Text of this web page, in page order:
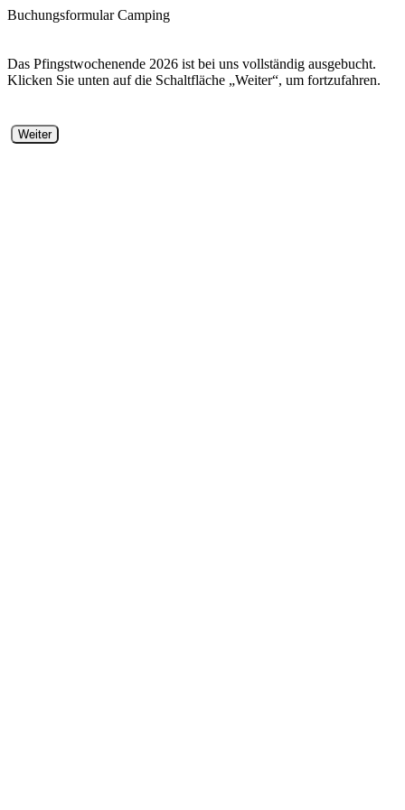
Buchungsformular Camping
Das Pfingstwochenende 2026 ist bei uns vollständig ausgebucht.
Klicken Sie unten auf die Schaltfläche „Weiter“, um fortzufahren.